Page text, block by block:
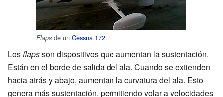
Flaps de un Cessna 172.
Losflapsson dispositivos que aumentan la sustentación.
Están en el borde de salida del ala. Cuando se extienden
hacia atrás y abajo, aumentan la curvatura del ala. Esto
genera más sustentación, permitiendo volar a velocidades